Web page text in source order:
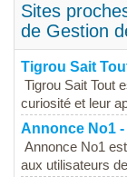
Sites
de Gestion
Tigrou Sait
Tigrou Sait Tout
curiosité et leur
Annonce No1
Annonce No1
aux utilisateurs